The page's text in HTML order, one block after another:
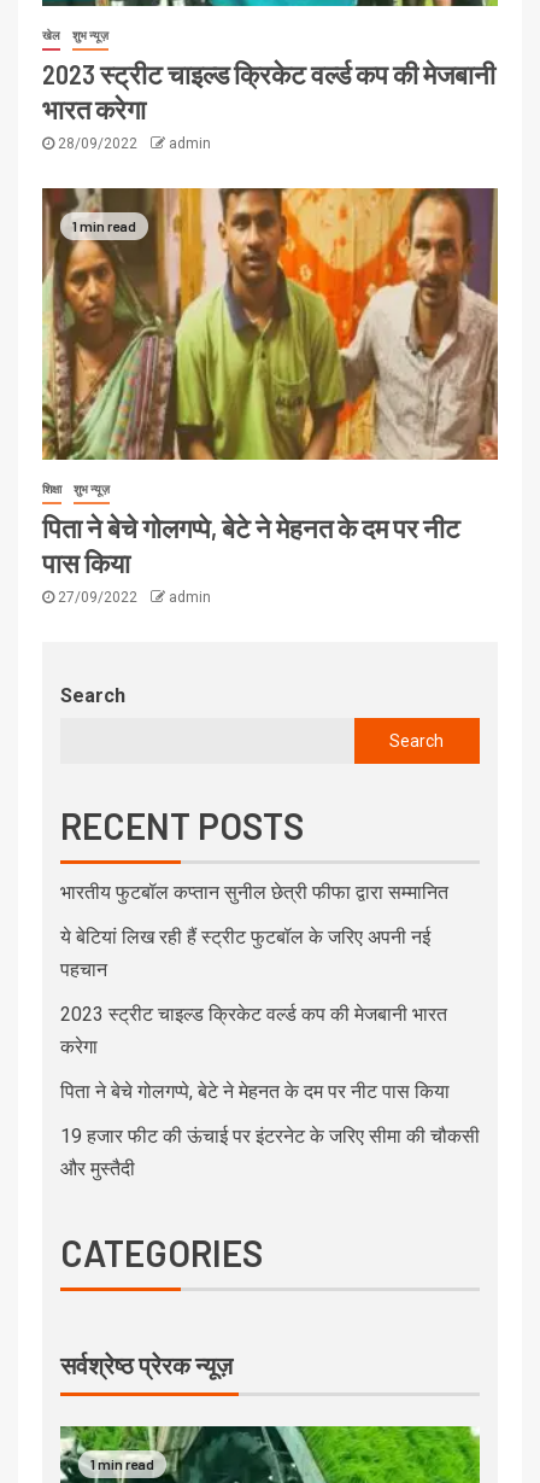
खेल शुभ न्यूज़
2023 स्ट्रीट चाइल्ड क्रिकेट वर्ल्ड कप की मेजबानी
भारत करेगा
28/09/2022 admin
1 min read
शिक्षा शुभ न्यूज़
पिता ने बेचे गोलगप्पे, बेटे ने मेहनत के दम पर नीट
पास किया
27/09/2022 admin
Search
Search
RECENT POSTS
भारतीय फुटबॉल कप्तान सुनील छेत्री फीफा द्वारा सम्मानित
ये बेटियां लिख रही हैं स्ट्रीट फुटबॉल के जरिए अपनी नई
पहचान
2023 स्ट्रीट चाइल्ड क्रिकेट वर्ल्ड कप की मेजबानी भारत
करेगा
पिता ने बेचे गोलगप्पे, बेटे ने मेहनत के दम पर नीट पास किया
19 हजार फीट की ऊंचाई पर इंटरनेट के जरिए सीमा की चौकसी
और मुस्तैदी
CATEGORIES
सर्वश्रेष्ठ प्रेरक न्यूज़
1 min read